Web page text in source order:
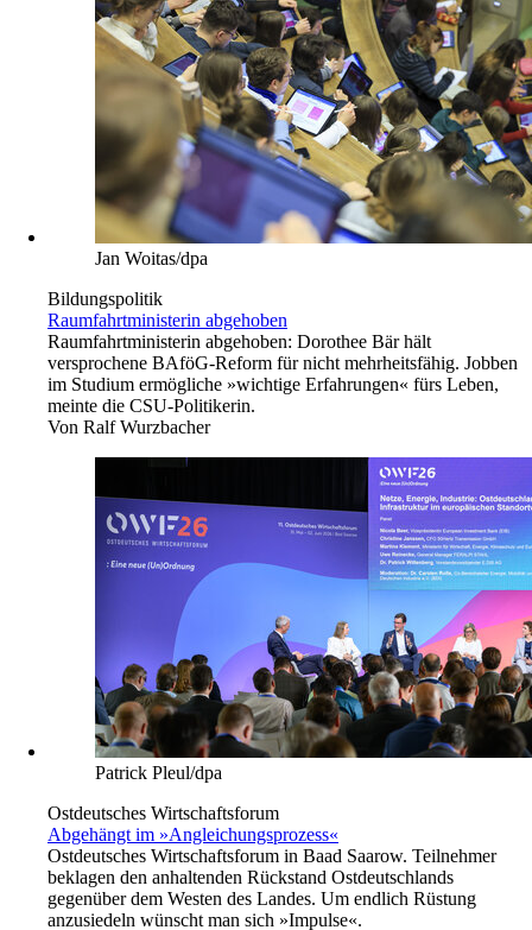
Jan Woitas/dpa
Bildungspolitik
Raumfahrtministerin abgehoben
Raumfahrtministerin abgehoben: Dorothee Bär hält
versprochene BAföG-Reform für nicht mehrheitsfähig. Jobben
im Studium ermögliche »wichtige Erfahrungen« fürs Leben,
meinte die CSU-Politikerin.
Von Ralf Wurzbacher
Patrick Pleul/dpa
Ostdeutsches Wirtschaftsforum
Abgehängt im »Angleichungsprozess«
Ostdeutsches Wirtschaftsforum in Baad Saarow. Teilnehmer
beklagen den anhaltenden Rückstand Ostdeutschlands
gegenüber dem Westen des Landes. Um endlich Rüstung
anzusiedeln wünscht man sich »Impulse«.